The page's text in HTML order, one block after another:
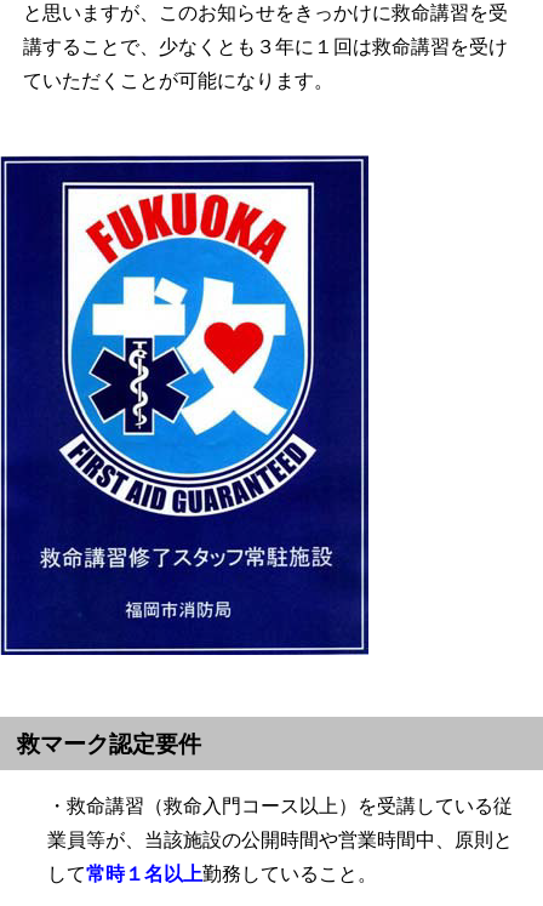
と思いますが、このお知らせをきっかけに救命講習を受
講することで、少なくとも３年に１回は救命講習を受け
ていただくことが可能になります。
救マーク認定要件
・救命講習（救命入門コース以上）を受講している従
業員等が、当該施設の公開時間や営業時間中、原則と
して常時１名以上勤務していること。